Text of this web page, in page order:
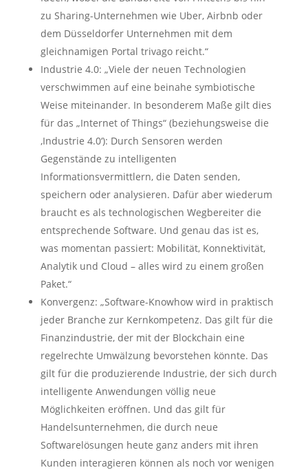
zu Sharing-Unternehmen wie Uber, Airbnb oder
dem Düsseldorfer Unternehmen mit dem
gleichnamigen Portal trivago reicht.“
Industrie 4.0: „Viele der neuen Technologien
verschwimmen auf eine beinahe symbiotische
Weise miteinander. In besonderem Maße gilt dies
für das „Internet of Things“ (beziehungsweise die
‚Industrie 4.0‘): Durch Sensoren werden
Gegenstände zu intelligenten
Informationsvermittlern, die Daten senden,
speichern oder analysieren. Dafür aber wiederum
braucht es als technologischen Wegbereiter die
entsprechende Software. Und genau das ist es,
was momentan passiert: Mobilität, Konnektivität,
Analytik und Cloud – alles wird zu einem großen
Paket.“
Konvergenz: „Software-Knowhow wird in praktisch
jeder Branche zur Kernkompetenz. Das gilt für die
Finanzindustrie, der mit der Blockchain eine
regelrechte Umwälzung bevorstehen könnte. Das
gilt für die produzierende Industrie, der sich durch
intelligente Anwendungen völlig neue
Möglichkeiten eröffnen. Und das gilt für
Handelsunternehmen, die durch neue
Softwarelösungen heute ganz anders mit ihren
Kunden interagieren können als noch vor wenigen